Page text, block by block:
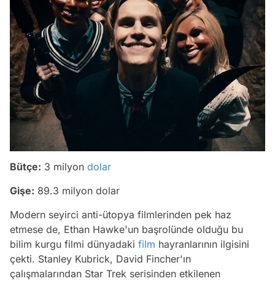
Bütçe: 3 milyon dolar
Gişe: 89.3 milyon dolar
Modern seyirci anti-ütopya filmlerinden pek haz
etmese de, Ethan Hawke'un başrolünde olduğu bu
bilim kurgu filmi dünyadaki film hayranlarının ilgisini
çekti. Stanley Kubrick, David Fincher'ın
çalışmalarından Star Trek serisinden etkilenen